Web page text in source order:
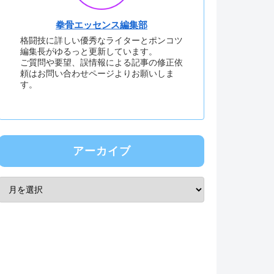
拳骨エッセンス編集部
格闘技に詳しい優秀なライターとポンコツ
編集長がゆるっと更新しています。
ご質問や要望、誤情報による記事の修正依
頼はお問い合わせページよりお願いしま
す。
アーカイブ